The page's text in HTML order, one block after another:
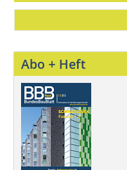
Abo + Heft